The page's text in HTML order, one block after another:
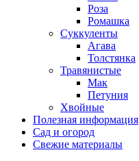
Роза
Ромашка
Суккуленты
Агава
Толстянка
Травянистые
Мак
Петуния
Хвойные
Полезная информация
Сад и огород
Свежие материалы